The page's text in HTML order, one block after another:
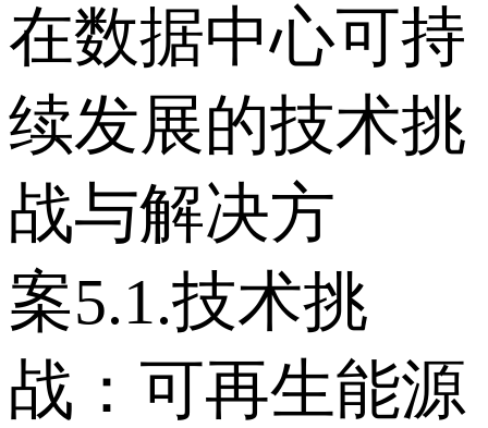
在数据中心可持
续发展的技术挑
战与解决方
案 5.1.技术挑
战：可再生能源